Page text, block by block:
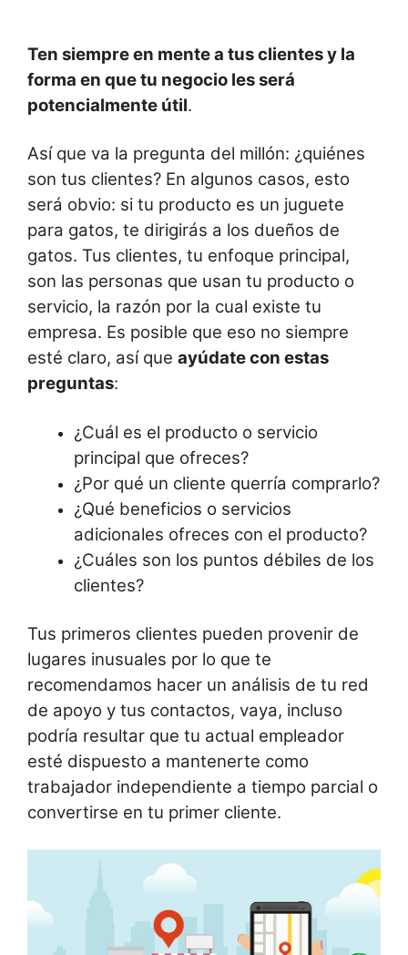
Ten siempre en mente a tus clientes y la
forma en que tu negocio les será
potencialmente útil.
Así que va la pregunta del millón: ¿quiénes
son tus clientes? En algunos casos, esto
será obvio: si tu producto es un juguete
para gatos, te dirigirás a los dueños de
gatos. Tus clientes, tu enfoque principal,
son las personas que usan tu producto o
servicio, la razón por la cual existe tu
empresa. Es posible que eso no siempre
esté claro, así que ayúdate con estas
preguntas:
¿Cuál es el producto o servicio
principal que ofreces?
¿Por qué un cliente querría comprarlo?
¿Qué beneficios o servicios
adicionales ofreces con el producto?
¿Cuáles son los puntos débiles de los
clientes?
Tus primeros clientes pueden provenir de
lugares inusuales por lo que te
recomendamos hacer un análisis de tu red
de apoyo y tus contactos, vaya, incluso
podría resultar que tu actual empleador
esté dispuesto a mantenerte como
trabajador independiente a tiempo parcial o
convertirse en tu primer cliente.